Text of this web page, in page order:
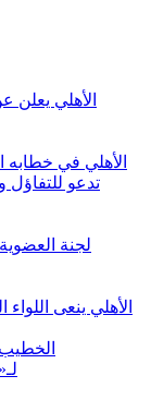
الأهلي
الأهلي في خطابه
تدعو للتفاؤل
لجنة
الأهلي ينعى